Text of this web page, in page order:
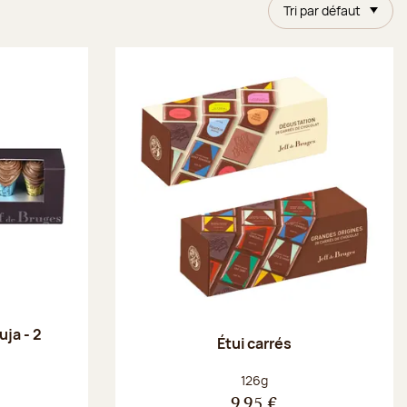
Tri par défaut
- 2
Étui carrés
Poids net :
126g